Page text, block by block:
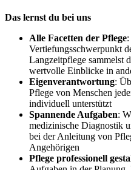
Das lernst du bei uns
Alle Facetten der Pflege
Vertiefungsschwerpunkt
Langzeitpflege sammelst
wertvolle Einblicke in
Eigenverantwortung:
Pflege von Menschen
individuell unterstützt
Spannende Aufgaben:
medizinische Diagnostik
bei der Anleitung von
Angehörigen
Pflege professionell